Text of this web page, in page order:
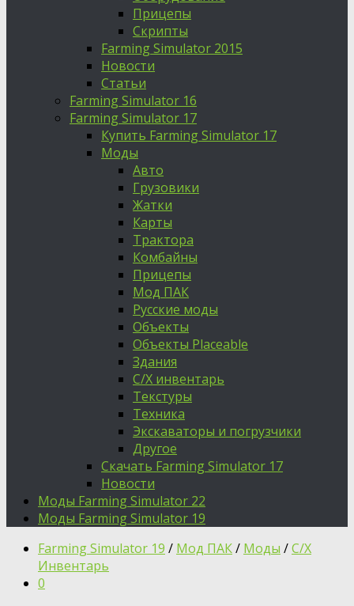
Прицепы
Скрипты
Farming Simulator 2015
Новости
Статьи
Farming Simulator 16
Farming Simulator 17
Купить Farming Simulator 17
Моды
Авто
Грузовики
Жатки
Карты
Трактора
Комбайны
Прицепы
Мод ПАК
Русские моды
Объекты
Объекты Placeable
Здания
С/Х инвентарь
Текстуры
Техника
Экскаваторы и погрузчики
Другое
Скачать Farming Simulator 17
Новости
Моды Farming Simulator 22
Моды Farming Simulator 19
Farming Simulator 19 / Мод ПАК/ Моды /С/Х
Инвентарь
0